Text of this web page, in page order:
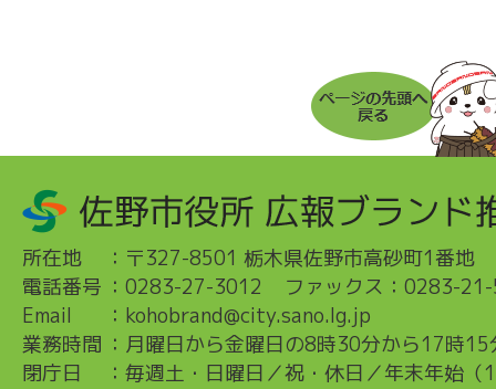
所在地 ： 〒327-8501 栃木県佐野市高砂町1番地
電話番号 ： 0283-27-3012
ファックス：0283-
Email
： kohobrand@city.sano.lg.jp
業務時間 ： 月曜日から金曜日の8時30分から17時15
閉庁日
： 毎週土・日曜日／祝・休日／年末年始